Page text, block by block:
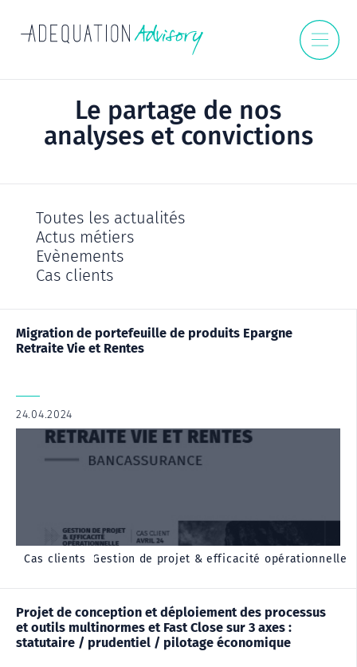
Le partage de nos
analyses et convictions
Toutes les actualités
Actus métiers
Evènements
Cas clients
Migration de portefeuille de produits Epargne
Retraite Vie et Rentes
24.04.2024
Cas client - Gestion de projet & efficacité opérationnelle
Cas clients
Projet de conception et déploiement des processus
et outils multinormes et Fast Close sur 3 axes :
statutaire / prudentiel / pilotage économique